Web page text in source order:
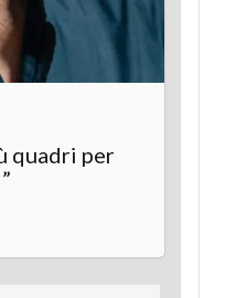
quadri per